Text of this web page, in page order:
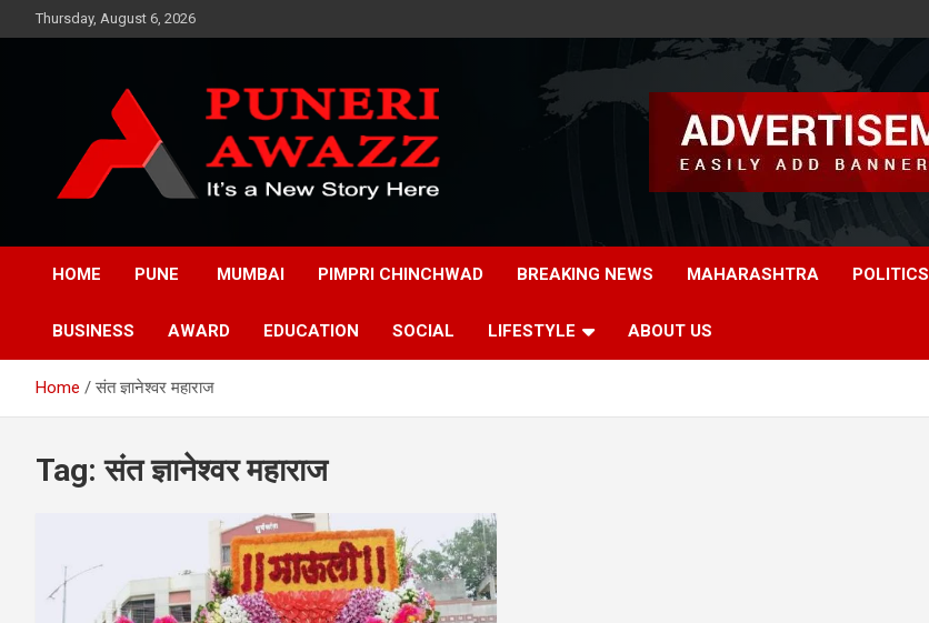
to
Thursday, August 6, 2026
Puneri Awazz
HOME PUNE MUMBAI PIMPRI CHINCHWAD BREAKING NEWS MAHARASHTRA POLITICS
BUSINESS AWARD EDUCATION SOCIAL LIFESTYLE ABOUT US
Home संत ज्ञानेश्वर महाराज
Tag:संत ज्ञानेश्वर महाराज